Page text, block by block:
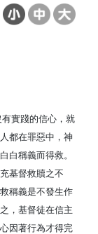
實踐的信心，就
都在罪惡中，神
白稱義而得救。
基督救贖之不
稱義是不發生作
，基督徒在信主
因著行為才得完